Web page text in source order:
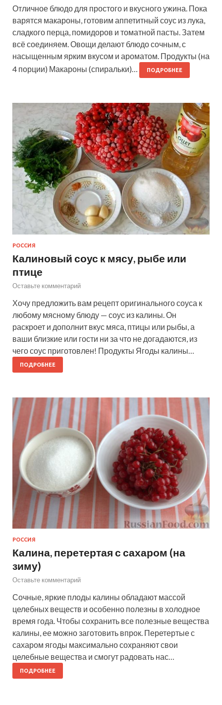
Отличное блюдо для простого и вкусного ужина. Пока
варятся макароны, готовим аппетитный соус из лука,
сладкого перца, помидоров и томатной пасты. Затем
всё соединяем. Овощи делают блюдо сочным, с
насыщенным ярким вкусом и ароматом. Продукты (на
4 порции) Макароны (спиральки)…
ПОДРОБНЕЕ
РОССИЯ
Калиновый соус к мясу, рыбе или
птице
Оставьте комментарий
Хочу предложить вам рецепт оригинального соуса к
любому мясному блюду — соус из калины. Он
раскроет и дополнит вкус мяса, птицы или рыбы, а
ваши близкие или гости ни за что не догадаются, из
чего соус приготовлен! Продукты Ягоды калины…
ПОДРОБНЕЕ
РОССИЯ
Калина, перетертая с сахаром (на
зиму)
Оставьте комментарий
Сочные, яркие плоды калины обладают массой
целебных веществ и особенно полезны в холодное
время года. Чтобы сохранить все полезные вещества
калины, ее можно заготовить впрок. Перетертые с
сахаром ягоды максимально сохраняют свои
целебные вещества и смогут радовать нас…
ПОДРОБНЕЕ